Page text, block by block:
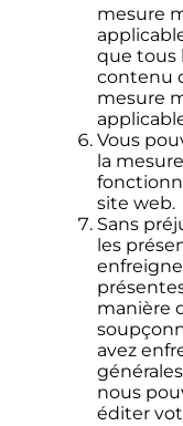
mesure
que tous
contenu
mesure
Vous
la
site web.
Sans
les
manière
avez
nous
éditer